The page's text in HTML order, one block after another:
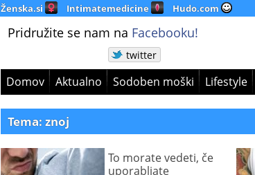
Ženska.si Intimatemedicine Hudo.com
Pridružite se nam na Facebooku!
twitter
Domov Aktualno Sodoben moški Lifestyle
Tema: znoj
To morate vedeti, če
uporabljate